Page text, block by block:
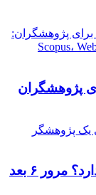
پژوهشگران
پژوهشگر برجسته چه ویژگی‌هایی دارد؟ مرور ۶ بعد